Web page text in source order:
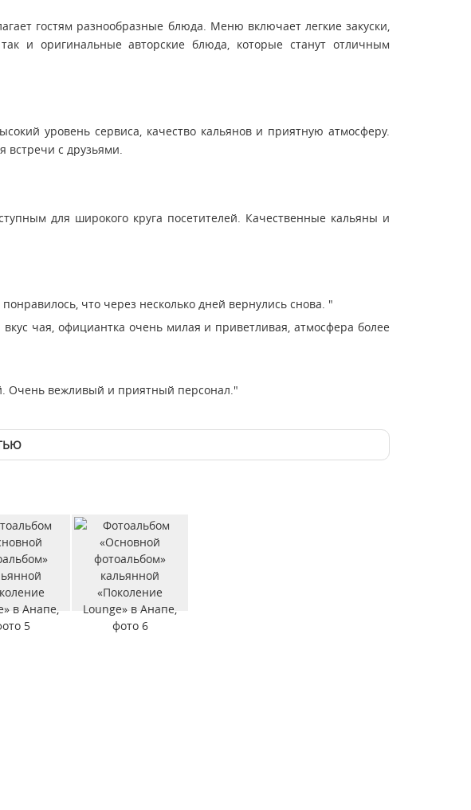
гостям разнообразные блюда. Меню включает легкие закуски,
и оригинальные авторские блюда, которые станут отличным
уровень сервиса, качество кальянов и приятную атмосферу.
встречи с друзьями.
для широкого круга посетителей. Качественные кальяны и
что через несколько дней вернулись снова. "
чая, официантка очень милая и приветливая, атмосфера более
Очень вежливый и приятный персонал."